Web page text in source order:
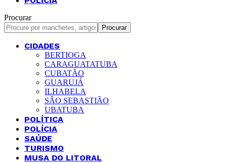
Procurar
CIDADES
BERTIOGA
CARAGUATATUBA
CUBATÃO
GUARUJÁ
ILHABELA
SÃO SEBASTIÃO
UBATUBA
POLÍTICA
POLÍCIA
SAÚDE
TURISMO
MUSA DO LITORAL